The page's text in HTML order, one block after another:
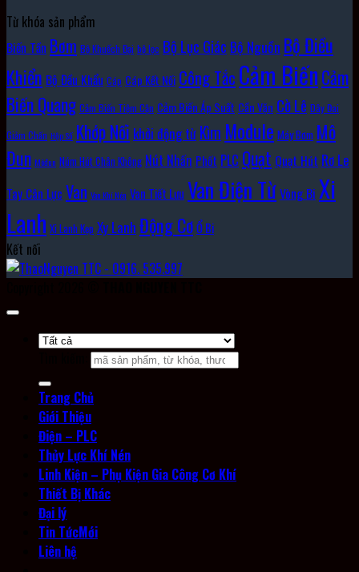
Từ khóa sản phẩm
Biến Tần Bơm Bộ Khuếch Đại bộ lọc Bộ Lục Giác Bộ Nguồn Bộ Điều
Khiển Bộ Đầu Khẩu Cáp Cáp Kết Nối Công TắcCảm BiếnCảm
Biến Quang Cảm Biến Tiệm Cận Cảm Biến Áp Suất Cần Vặn Cờ Lê Dây Đai
Giảm Chấn Hộp Số Khớp Nối khởi động từ Kìm Module Máy Bơm Mô
Đun Môđun Núm Hút Chân Không Nút Nhấn Phốt PLC Quạt Quạt Hút Rơ Le
Tay Cân Lực Van Van Khí Nén Van Tiết Lưu Van Điện TừVòng Bi Xi
Lanh Xi Lanh Kẹp Xy LanhĐộng CơỔ Bi
Kết nối
Trang Chủ
Giới Thiệu
Điện – PLC
Thủy Lực Khí Nén
Linh Kiện – Phụ Kiện Gia Công Cơ Khí
Thiết Bị Khác
Đại lý
Tin Tức
Liên hệ